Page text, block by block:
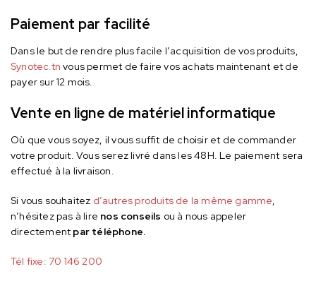
Paiement par facilité
Dans le but de rendre plus facile l’acquisition de vos produits,
Synotec.tn vous permet de faire vos achats maintenant et de
payer sur 12 mois.
Vente en ligne de matériel informatique
Où que vous soyez, il vous suffit de choisir et de commander
votre produit. Vous serez livré dans les 48H. Le paiement sera
effectué à la livraison.
Si vous souhaitez d’autres produits de la même gamme,
n’hésitez pas à lire nos conseils ou à nous appeler
directement par téléphone.
Tél fixe: 70 146 200